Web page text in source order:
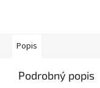
Popis
Podrobný popis